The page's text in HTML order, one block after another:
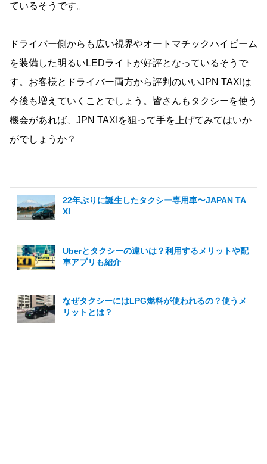
ているそうです。
ドライバー側からも広い視界やオートマチックハイビーム
を装備した明るいLEDライトが好評となっているそうで
す。お客様とドライバー両方から評判のいいJPN TAXIは
今後も増えていくことでしょう。皆さんもタクシーを使う
機会があれば、JPN TAXIを狙って手を上げてみてはいか
がでしょうか？
22年ぶりに誕生したタクシー専用車〜JAPAN TA
XI
Uberとタクシーの違いは？利用するメリットや配
車アプリも紹介
なぜタクシーにはLPG燃料が使われるの？使うメ
リットとは？